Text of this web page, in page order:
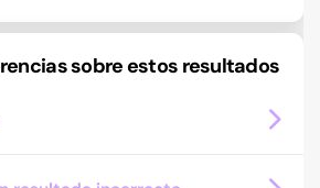
sobre estos resultados